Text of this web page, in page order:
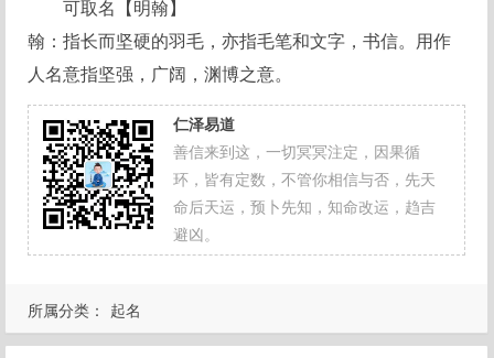
可取名【明翰】
翰：指长而坚硬的羽毛，亦指毛笔和文字，书信。用作
人名意指坚强，广阔，渊博之意。
仁泽易道
善信来到这，一切冥冥注定，因果循
环，皆有定数，不管你相信与否，先天
命后天运，预卜先知，知命改运，趋吉
避凶。
所属分类： 起名